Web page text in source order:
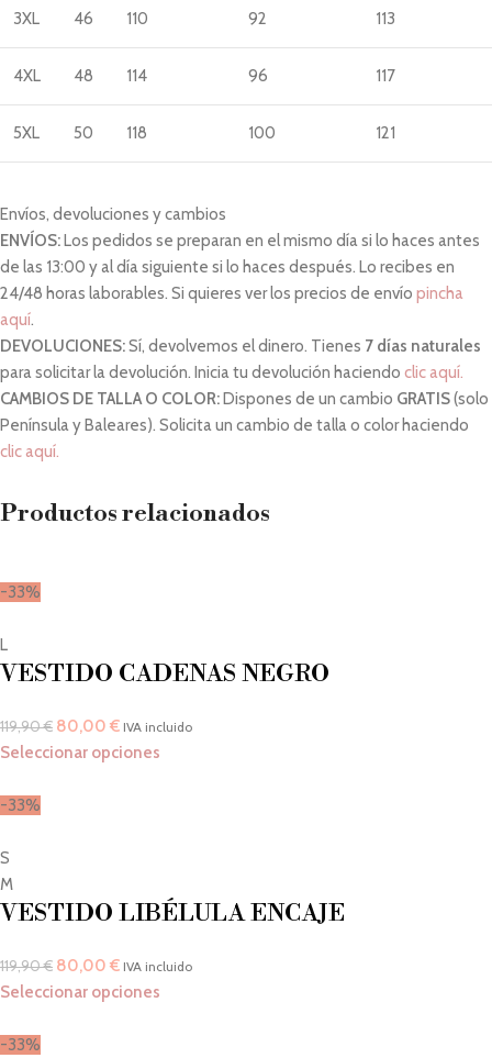
3XL 46 110 92 113
4XL 48 114 96 117
5XL 50 118 100 121
Envíos, devoluciones y cambios
ENVÍOS:Los pedidos se preparan en el mismo día si lo haces antes
de las 13:00 y al día siguiente si lo haces después. Lo recibes en
24/48 horas laborables. Si quieres ver los precios de envío pincha
aquí.
DEVOLUCIONES:Sí, devolvemos el dinero. Tienes 7 días naturales
para solicitar la devolución. Inicia tu devolución haciendo clic aquí.
CAMBIOS DE TALLA O COLOR:Dispones de un cambio GRATIS(solo
Península y Baleares). Solicita un cambio de talla o color haciendo
clic aquí.
Productos relacionados
-33%
L
VESTIDO CADENAS NEGRO
119,90€ 80,00 € IVA incluido
Seleccionar opciones
-33%
S
M
VESTIDO LIBÉLULA ENCAJE
119,90€ 80,00 € IVA incluido
Seleccionar opciones
-33%